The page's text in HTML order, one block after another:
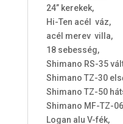
24” kerekek,
Hi-Ten acél váz,
acél merev villa,
18 sebesség,
Shimano RS-35
Shimano TZ-30
Shimano TZ-50
Shimano MF-TZ-
Logan alu V-fék,